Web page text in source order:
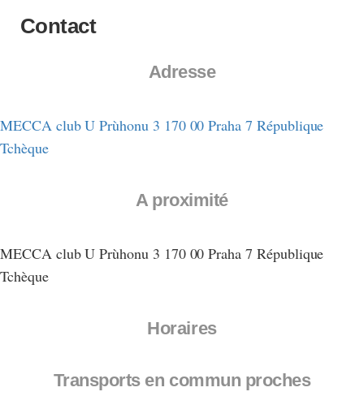
Contact
Adresse
MECCA club U Prùhonu 3 170 00 Praha 7 République
Tchèque
A proximité
MECCA club U Prùhonu 3 170 00 Praha 7 République
Tchèque
Horaires
Transports en commun proches